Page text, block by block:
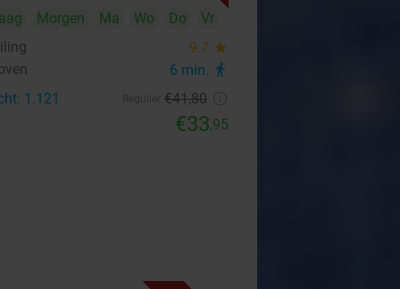
Morgen Ma Wo Do
Vr
9.7 star
6 min. directions_walk
1.121 €41,80
€33,95